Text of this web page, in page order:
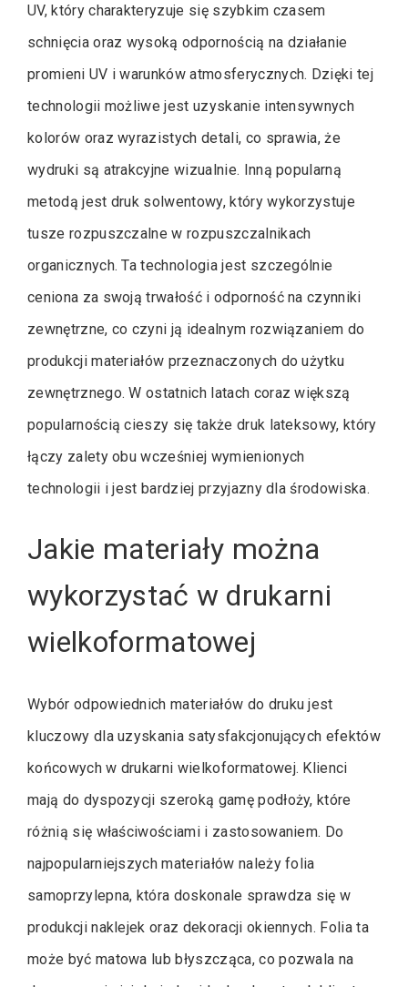
UV, który charakteryzuje się szybkim czasem
schnięcia oraz wysoką odpornością na działanie
promieni UV i warunków atmosferycznych. Dzięki tej
technologii możliwe jest uzyskanie intensywnych
kolorów oraz wyrazistych detali, co sprawia, że
wydruki są atrakcyjne wizualnie. Inną popularną
metodą jest druk solwentowy, który wykorzystuje
tusze rozpuszczalne w rozpuszczalnikach
organicznych. Ta technologia jest szczególnie
ceniona za swoją trwałość i odporność na czynniki
zewnętrzne, co czyni ją idealnym rozwiązaniem do
produkcji materiałów przeznaczonych do użytku
zewnętrznego. W ostatnich latach coraz większą
popularnością cieszy się także druk lateksowy, który
łączy zalety obu wcześniej wymienionych
technologii i jest bardziej przyjazny dla środowiska.
Jakie materiały można
wykorzystać w drukarni
wielkoformatowej
Wybór odpowiednich materiałów do druku jest
kluczowy dla uzyskania satysfakcjonujących efektów
końcowych w drukarni wielkoformatowej. Klienci
mają do dyspozycji szeroką gamę podłoży, które
różnią się właściwościami i zastosowaniem. Do
najpopularniejszych materiałów należy folia
samoprzylepna, która doskonale sprawdza się w
produkcji naklejek oraz dekoracji okiennych. Folia ta
może być matowa lub błyszcząca, co pozwala na